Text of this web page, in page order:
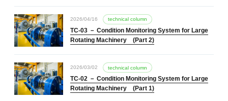
2026/04/16 technical column
TC-03 － Condition Monitoring System for Large
Rotating Machinery (Part 2)
2026/03/02 technical column
TC-02 － Condition Monitoring System for Large
Rotating Machinery (Part 1)